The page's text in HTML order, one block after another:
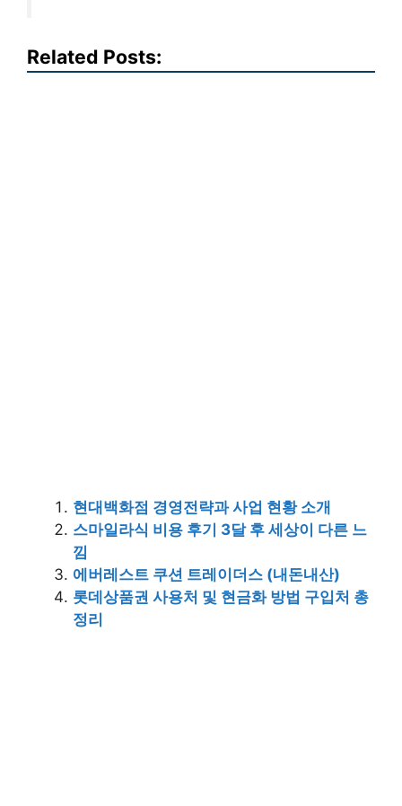
Related Posts:
현대백화점 경영전략과 사업 현황 소개
스마일라식 비용 후기 3달 후 세상이 다른 느
낌
에버레스트 쿠션 트레이더스 (내돈내산)
롯데상품권 사용처 및 현금화 방법 구입처 총
정리